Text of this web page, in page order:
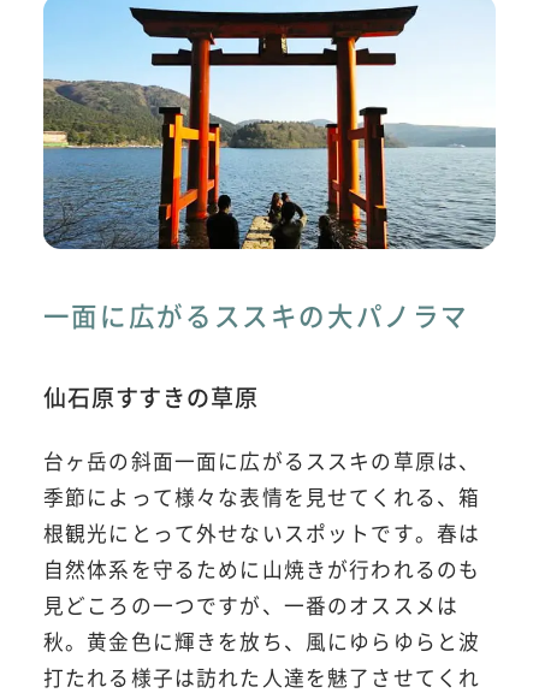
一面に広がるススキの大パノラマ
仙石原すすきの草原
台ヶ岳の斜面一面に広がるススキの草原は、
季節によって様々な表情を見せてくれる、箱
根観光にとって外せないスポットです。春は
自然体系を守るために山焼きが行われるのも
見どころの一つですが、一番のオススメは
秋。黄金色に輝きを放ち、風にゆらゆらと波
打たれる様子は訪れた人達を魅了させてくれ